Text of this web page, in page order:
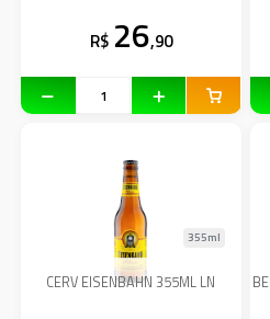
R$ 26,90
CERV EISENBAHN 355ML LN
355ml